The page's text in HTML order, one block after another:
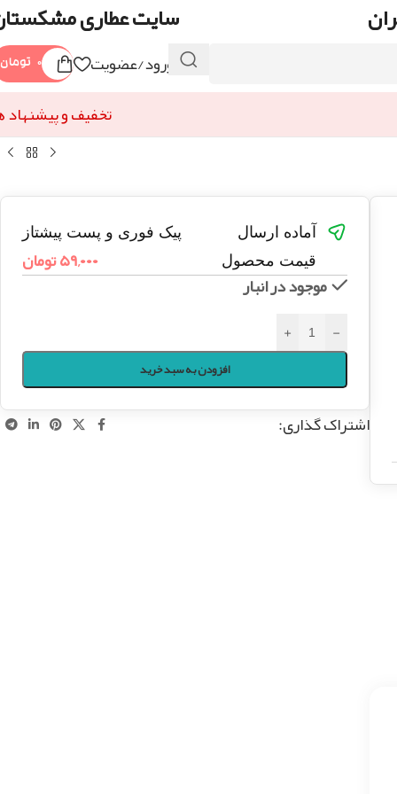
سایت عطاری
ورود/عضویت ۰ تومان
تخفیف و پیشنهاد
آماده ارسال
پیک فوری و پست پیشتاز
قیمت محصول
۵۹,۰۰۰تومان
موجود در انبار
-
+
افزودن به سبد خرید
اشتراک گذاری: